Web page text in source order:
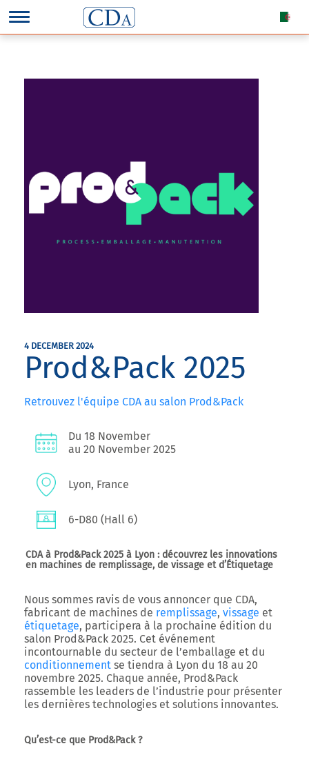
4 DECEMBER 2024
Prod&Pack 2025
Retrouvez l'équipe CDA au salon Prod&Pack
Du 18 November
au 20 November 2025
Lyon, France
6-D80 (Hall 6)
CDA à Prod&Pack 2025 à Lyon : découvrez les innovations
en machines de remplissage, de vissage et d’Étiquetage
Nous sommes ravis de vous annoncer que CDA,
fabricant de machines de remplissage, vissage et
étiquetage, participera à la prochaine édition du
salon Prod&Pack 2025. Cet événement
incontournable du secteur de l’emballage et du
conditionnement se tiendra à Lyon du 18 au 20
novembre 2025. Chaque année, Prod&Pack
rassemble les leaders de l’industrie pour présenter
les dernières technologies et solutions innovantes.
Qu’est-ce que Prod&Pack ?